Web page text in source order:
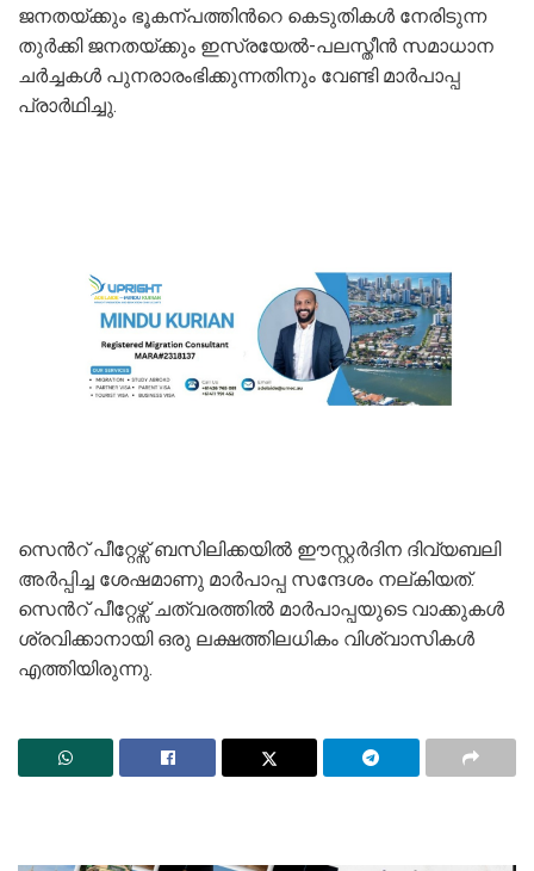
ജനതയ്ക്കും ഭൂകന്പത്തിന്‍റെ കെടുതികള്‍ നേരിടുന്ന
തുര്‍ക്കി ജനതയ്ക്കും ഇസ്രയേല്‍-പലസ്തീന്‍ സമാധാന
ചര്‍ച്ചകള്‍ പുനരാരംഭിക്കുന്നതിനും വേണ്ടി മാര്‍പാപ്പ
പ്രാര്‍ഥിച്ചു.
സെന്‍റ് പീറ്റേഴ്സ് ബസിലിക്കയില്‍ ഈസ്റ്റര്‍ദിന ദിവ്യബലി
അര്‍പ്പിച്ച ശേഷമാണു മാര്‍പാപ്പ സന്ദേശം നല്കിയത്.
സെന്‍റ് പീറ്റേഴ്സ് ചത്വരത്തില്‍ മാര്‍പാപ്പയുടെ വാക്കുകള്‍
ശ്രവിക്കാനായി ഒരു ലക്ഷത്തിലധികം വിശ്വാസികള്‍
എത്തിയിരുന്നു.